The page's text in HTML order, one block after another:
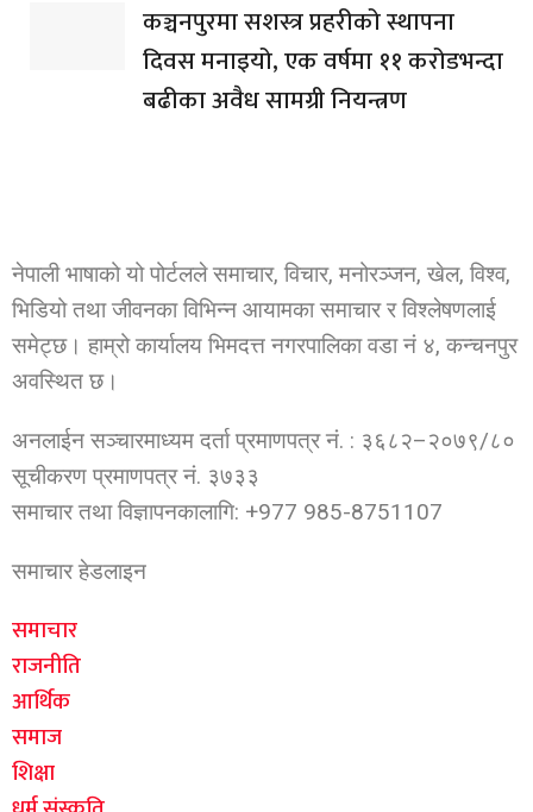
कञ्चनपुरमा सशस्त्र प्रहरीको स्थापना
दिवस मनाइयो, एक वर्षमा ११ करोडभन्दा
बढीका अवैध सामग्री नियन्त्रण
नेपाली भाषाको यो पोर्टलले समाचार, विचार, मनोरञ्जन, खेल, विश्व,
भिडियो तथा जीवनका विभिन्न आयामका समाचार र विश्लेषणलाई
समेट्छ। हाम्रो कार्यालय भिमदत्त नगरपालिका वडा नं ४, कन्चनपुर
अवस्थित छ।
अनलाईन सञ्चारमाध्यम दर्ता प्रमाणपत्र नं. : ३६८२–२०७९/८०
सूचीकरण प्रमाणपत्र नं. ३७३३
समाचार तथा विज्ञापनकालागि: +977 985-8751107
समाचार हेडलाइन
समाचार
राजनीति
आर्थिक
समाज
शिक्षा